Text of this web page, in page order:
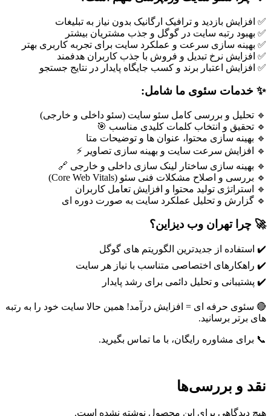
✅ افزایش بازدید و ترافیک ارگانیک بدون نیاز به تبلیغات
✅ بهبود رتبه سایت در گوگل و جذب مشتریان بیشتر
✅ بهینه سازی سرعت و عملکرد سایت برای تجربه کاربری بهتر
✅ افزایش نرخ تبدیل و فروش با جذب کاربران هدفمند
✅ افزایش اعتبار برند و کسب جایگاه پایدار در نتایج جستجو
✨ خدمات سئوی ما شامل:
🔹 تحلیل و بررسی کامل سئو سایت (سئو داخلی و خارجی)
🔹 تحقیق و انتخاب کلمات کلیدی مناسب 🎯
🔹 بهینه سازی محتوا، عنوان ها و توضیحات متا
🔹 افزایش سرعت سایت و بهینه سازی تصاویر ⚡
🔹 بهینه سازی ساختار لینک سازی داخلی و خارجی 🔗
🔹 بررسی و اصلاح مشکلات فنی سئو (Core Web Vitals)
🔹 استراتژی تولید محتوا و افزایش تعامل کاربران
🔹 گزارش و تحلیل عملکرد سایت به صورت دوره ای
🚀 چرا تهران وب دیزاین؟
✔️ استفاده از جدیدترین الگوریتم های گوگل
✔️ راهکارهای اختصاصی متناسب با نیاز هر سایت
✔️ پشتیبانی و تحلیل دائمی برای رشد پایدار
🔴 سئوی حرفه ای = افزایش درآمد! همین حالا سایت خود را به رتبه
های برتر برسانید.
📞 برای مشاوره رایگان، با ما تماس بگیرید.
نقد و بررسی‌ها
هیچ دیدگاهی برای این محصول نوشته نشده است.